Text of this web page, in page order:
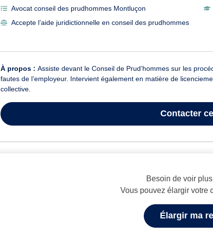
Avocat conseil des prudhommes Montluçon
Accepte l’aide juridictionnelle en conseil des prudhommes
À propos : Assiste devant le Conseil de Prud’hommes sur les
fautes de l’employeur. Intervient également en matière de
collective.
Contacter
Besoin de voir
Vous pouvez élargir votre
Élargir ma